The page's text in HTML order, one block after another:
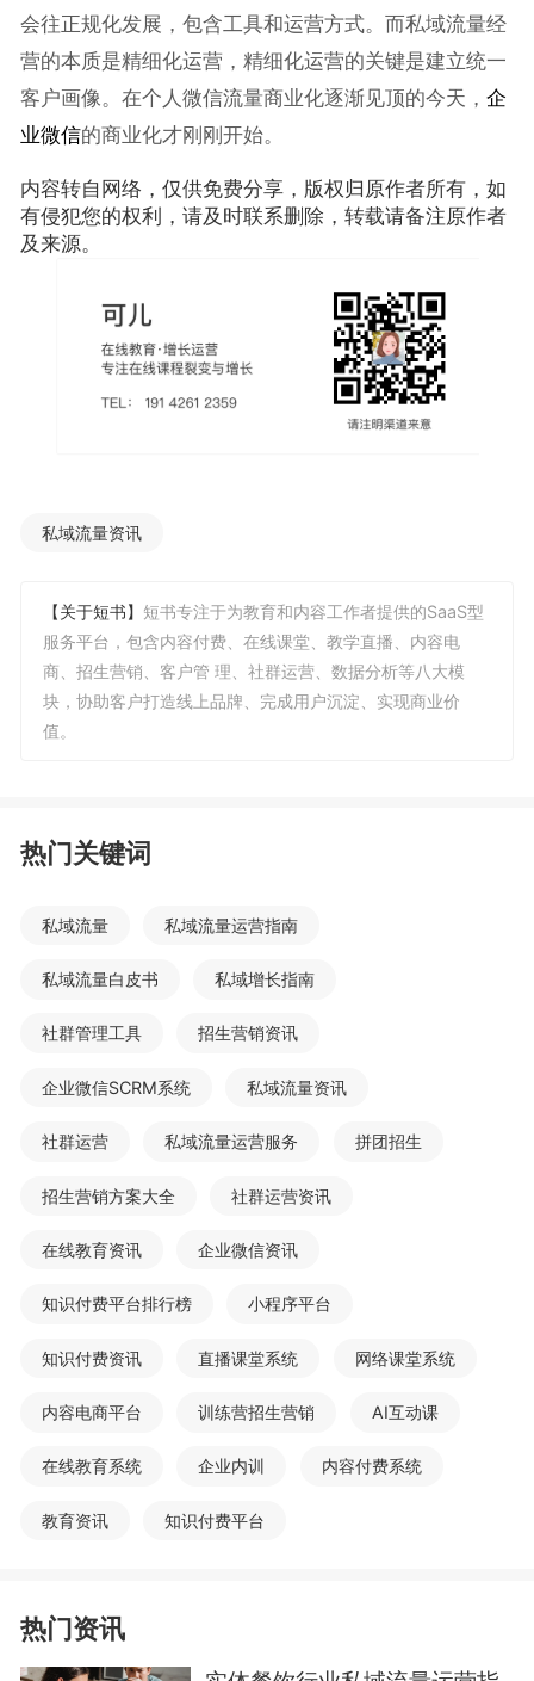
会往正规化发展，包含工具和运营方式。而私域流量经
营的本质是精细化运营，精细化运营的关键是建立统一
客户画像。在个人微信流量商业化逐渐见顶的今天， 企
业微信的商业化才刚刚开始。
内容转自网络，仅供免费分享，版权归原作者所有，如
有侵犯您的权利，请及时联系删除，转载请备注原作者
及来源。
私域流量资讯
【关于短书】 短书专注于为教育和内容工作者提供的SaaS型
服务平台，包含内容付费、在线课堂、教学直播、内容电
商、招生营销、客户管 理、社群运营、数据分析等八大模
块，协助客户打造线上品牌、完成用户沉淀、实现商业价
值。
热门关键词
私域流量 私域流量运营指南
私域流量白皮书 私域增长指南
社群管理工具 招生营销资讯
企业微信SCRM系统 私域流量资讯
社群运营 私域流量运营服务 拼团招生
招生营销方案大全 社群运营资讯
在线教育资讯 企业微信资讯
知识付费平台排行榜 小程序平台
知识付费资讯 直播课堂系统 网络课堂系统
内容电商平台 训练营招生营销 AI互动课
在线教育系统 企业内训 内容付费系统
教育资讯 知识付费平台
热门资讯